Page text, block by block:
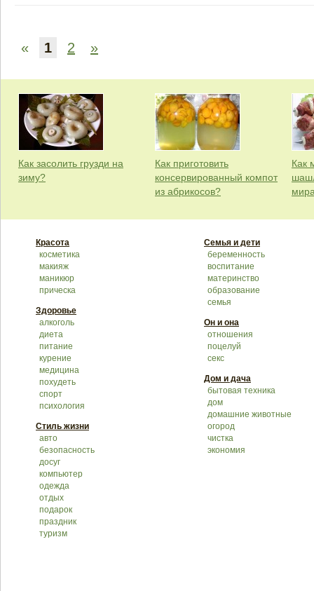
« 1 2 »
Как засолить грузди на
зиму?
Как приготовить
консервированный компот
из абрикосов?
Как
Красота
косметика
макияж
маникюр
прическа
Здоровье
алкоголь
диета
питание
курение
медицина
похудеть
спорт
психология
Стиль жизни
авто
безопасность
досуг
компьютер
одежда
отдых
подарок
праздник
туризм
Семья и дети
беременность
воспитание
материнство
образование
семья
Он и она
отношения
поцелуй
секс
Дом и дача
бытовая техника
дом
домашние животные
огород
чистка
экономия